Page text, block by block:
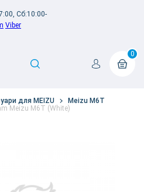
Сб:10:00-
Viber
0
для MEIZU
Meizu M6T
Meizu M6T (White)